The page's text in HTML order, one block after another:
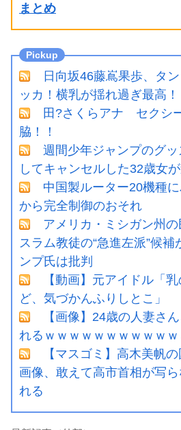
まとめ
日向坂46藤嶌果歩、タ
ッカ！横乳が揺れ過ぎ最高！
田?さくらアナ セクシ
脇！！
週間少年ジャンプのグ
してキャンセルした32歳女
中国製ルーター20機種
から完全制御のおそれ
アメリカ・ミシガン州
スラム教徒の“急進左派”候
ンプ氏は批判
【動画】元アイドル「
ど、気づかんふりしとこ」
【画像】24歳の人妻さ
れるｗｗｗｗｗｗｗｗｗｗ
【マスゴミ】高木美帆
画像、敢えて高市首相が写
れる